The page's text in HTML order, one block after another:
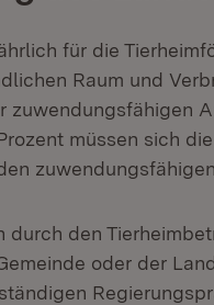
für die
Raum und
müssen sich
den
oder der